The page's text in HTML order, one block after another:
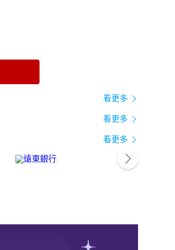
看更多
看更多
看更多